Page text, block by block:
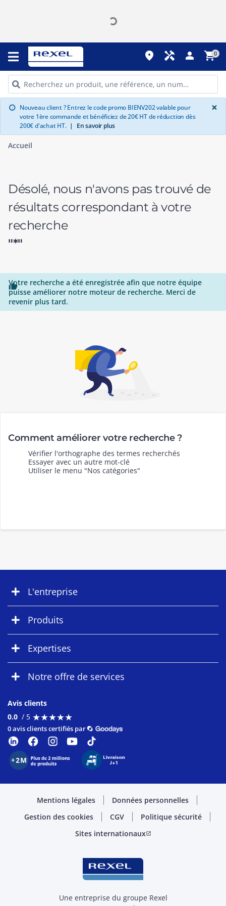
place handyman person shopping_cart0
info Nouveau client ? Entrez le code promo BIENV202 valable pour
votre 1ère commande et bénéficiez de 20€ HT de réduction dès
200€ d'achat HT. | En savoir plus
×
Accueil
Désolé, nous n'avons pas trouvé de
résultats correspondant à votre
recherche
"*"

Votre recherche a été enregistrée afin que notre équipe
puisse améliorer notre moteur de recherche. Merci de
revenir plus tard.
Comment améliorer votre recherche ?
Vérifier l'orthographe des termes recherchés
Essayer avec un autre mot-clé
Utiliser le menu "Nos catégories"
L'entreprise
Produits
Expertises
Notre offre de services
Avis clients
0.0 / 5 ★★★★★
★★★★★
0 avis clients certifiés par
Mentions légales
Données personnelles
Gestion des cookies
CGV
Politique sécurité
Sites internationauxopen_in_new
Une entreprise du groupe Rexel